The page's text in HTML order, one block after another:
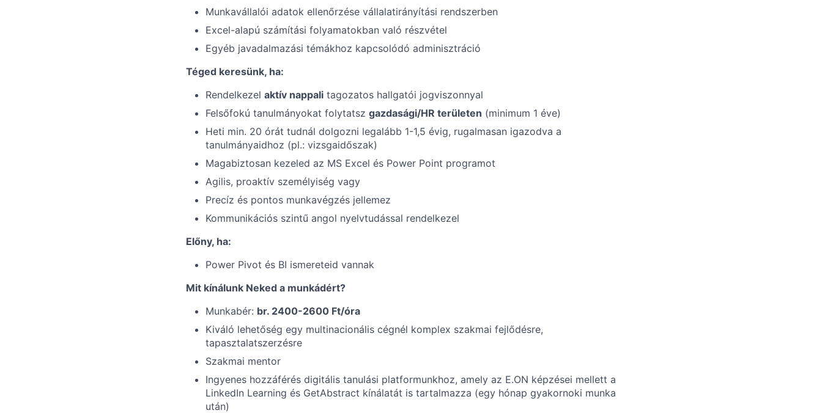
Munkavállalói adatok ellenőrzése vállalatirányítási rendszerben
Excel-alapú számítási folyamatokban való részvétel
Egyéb javadalmazási témákhoz kapcsolódó adminisztráció
Téged keresünk, ha:
Rendelkezel aktív nappali tagozatos hallgatói jogviszonnyal
Felsőfokú tanulmányokat folytatsz gazdasági/HR területen (minimum 1 éve)
Heti min. 20 órát tudnál dolgozni legalább 1-1,5 évig, rugalmasan igazodva a
tanulmányaidhoz (pl.: vizsgaidőszak)
Magabiztosan kezeled az MS Excel és Power Point programot
Agilis, proaktív személyiség vagy
Precíz és pontos munkavégzés jellemez
Kommunikációs szintű angol nyelvtudással rendelkezel
Előny, ha:
Power Pivot és BI ismereteid vannak
Mit kínálunk Neked a munkádért?
Munkabér: br. 2400-2600 Ft/óra
Kiváló lehetőség egy multinacionális cégnél komplex szakmai fejlődésre,
tapasztalatszerzésre
Szakmai mentor
Ingyenes hozzáférés digitális tanulási platformunkhoz, amely az E.ON képzései mellett a
LinkedIn Learning és GetAbstract kínálatát is tartalmazza (egy hónap gyakornoki munka
után)